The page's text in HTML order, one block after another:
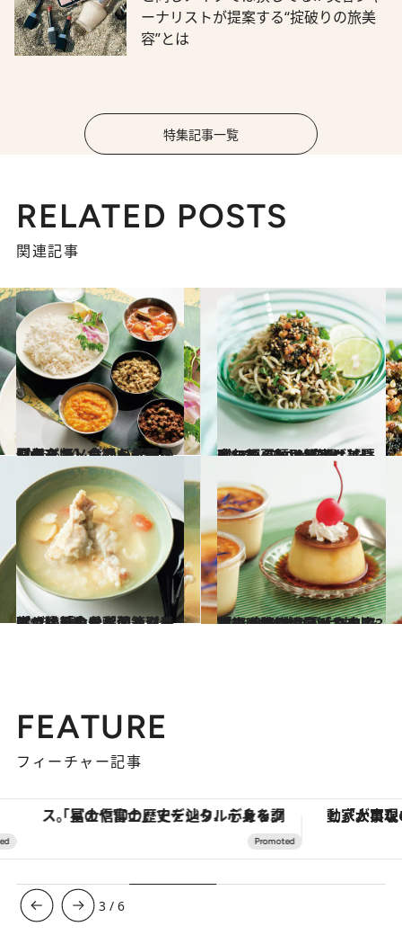
ーナリストが提案する“掟破りの旅美
容”とは
特集記事一覧
RELATED POSTS
関連記事
2026.6.20
【保存版】食通が推すスパイスカレーから老舗の佃煮まで。食欲をそそる夏のグルメギフト4選
贈りもの 2026.6.20
今年の夏麺は“変化球”で。プロが厳選した、ヘルシーかつ最高に美味しい麺＆トッピング【夏ギフト・お取り寄せ】
贈りもの
2026.6.20
まさに「食べる薬箱」！ プロ絶賛の参鶏湯と滋養粥で猛暑を乗り切る【養生ごはんとお粥のお取り寄せ】3選
贈りもの 2026.6.20
あの喫茶店のプリンや中華街の行列ソフトを自宅で！ 食のプロが太鼓判を押す、絶対に喜ばれる「ひんやり濃厚ギフト」3選
贈りもの
FEATURE
フィーチャー記事
「星のや富士」でデジタルデトックス。冨士信仰の歴史を辿り、心身を調える。
3 /6